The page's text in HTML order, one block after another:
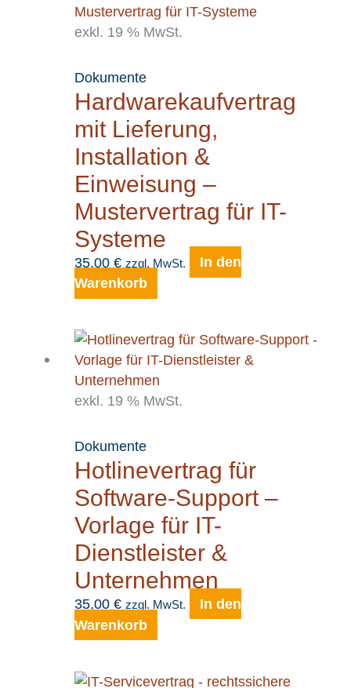
exkl. 19 % MwSt.
Dokumente
Hardwarekaufvertrag
mit Lieferung,
Installation &
Einweisung –
Mustervertrag für IT-
Systeme
35,00 € zzgl. MwSt.
In den
Warenkorb
exkl. 19 % MwSt.
Dokumente
Hotlinevertrag für
Software-Support –
Vorlage für IT-
Dienstleister &
Unternehmen
35,00 € zzgl. MwSt.
In den
Warenkorb